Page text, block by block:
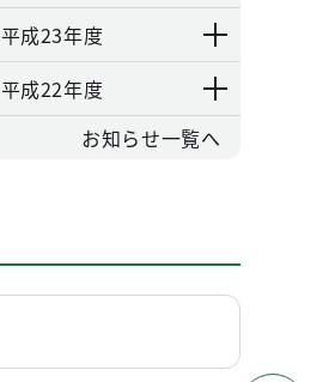
平成23年度
平成22年度
お知らせ一覧へ